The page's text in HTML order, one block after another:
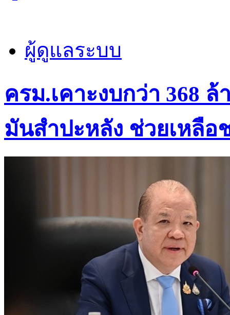
ผู้ดูแลระบบ
ครม.เคาะงบกว่า 368
มันสำปะหลัง ช่วยเหลื